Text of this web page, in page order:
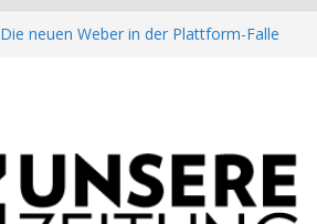
Die neuen Weber in der Plattform-Falle